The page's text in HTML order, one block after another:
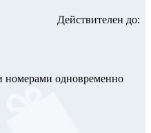
Действителен до:
номерами одновременно